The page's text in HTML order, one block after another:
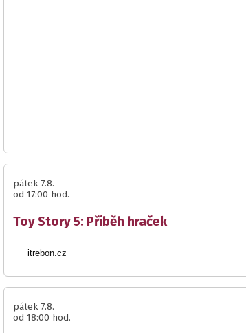
pátek 7.8.
od 17:00 hod.
Toy Story 5: Příběh hraček
itrebon.cz
pátek 7.8.
od 18:00 hod.